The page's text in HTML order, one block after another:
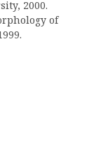
2000.
of